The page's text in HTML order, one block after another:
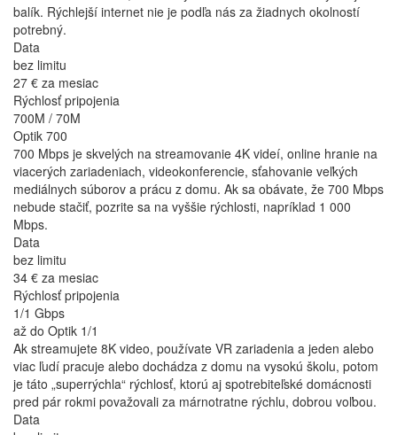
balík. Rýchlejší internet nie je podľa nás za žiadnych okolností
potrebný.
Data
bez limitu
27 € za mesiac
Rýchlosť pripojenia
700M / 70M
Optik 700
700 Mbps je skvelých na streamovanie 4K videí, online hranie na
viacerých zariadeniach, videokonferencie, sťahovanie veľkých
mediálnych súborov a prácu z domu. Ak sa obávate, že 700 Mbps
nebude stačiť, pozrite sa na vyššie rýchlosti, napríklad 1 000
Mbps.
Data
bez limitu
34 € za mesiac
Rýchlosť pripojenia
1/1 Gbps
až do Optik 1/1
Ak streamujete 8K video, používate VR zariadenia a jeden alebo
viac ľudí pracuje alebo dochádza z domu na vysokú školu, potom
je táto „superrýchla“ rýchlosť, ktorú aj spotrebiteľské domácnosti
pred pár rokmi považovali za márnotratne rýchlu, dobrou voľbou.
Data